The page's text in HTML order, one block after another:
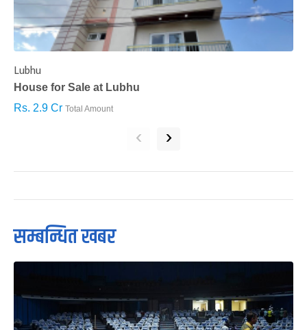
Lubhu
House for Sale at Lubhu
Rs. 2.9 Cr Total Amount
‹ ›
सम्बन्धित खबर